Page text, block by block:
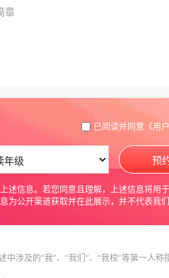
章
已阅读并同意 《用
述信息。若您同意且理解，上述信息将用
为公开渠道获取并在此展示，并不代表我
预
涉及的“我”、“我们”、“我校”等第一人称